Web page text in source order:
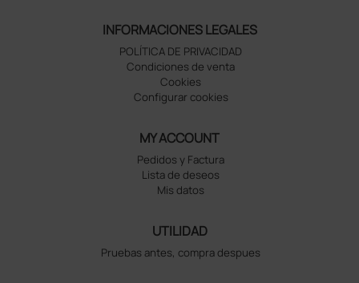
INFORMACIONES LEGALES
POLÍTICA DE PRIVACIDAD
Condiciones de venta
Cookies
Configurar cookies
MY ACCOUNT
Pedidos y Factura
Lista de deseos
Mis datos
UTILIDAD
Pruebas antes, compra despues